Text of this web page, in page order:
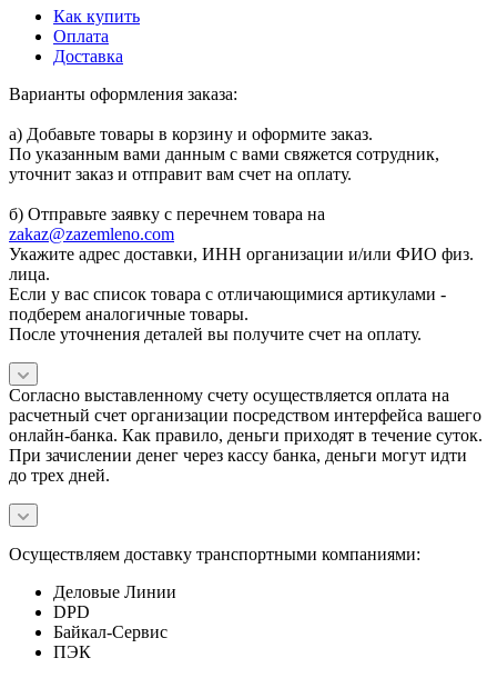
Как купить
Оплата
Доставка
Варианты оформления заказа:
а) Добавьте товары в корзину и оформите заказ.
По указанным вами данным с вами свяжется сотрудник,
уточнит заказ и отправит вам счет на оплату.
б) Отправьте заявку с перечнем товара на
zakaz@zazemleno.com
Укажите адрес доставки, ИНН организации и/или ФИО физ.
лица.
Если у вас список товара с отличающимися артикулами -
подберем аналогичные товары.
После уточнения деталей вы получите счет на оплату.
Согласно выставленному счету осуществляется оплата на
расчетный счет организации посредством интерфейса вашего
онлайн-банка. Как правило, деньги приходят в течение суток.
При зачислении денег через кассу банка, деньги могут идти
до трех дней.
Осуществляем доставку транспортными компаниями:
Деловые Линии
DPD
Байкал-Сервис
ПЭК